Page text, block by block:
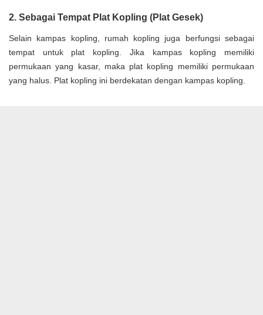
2. Sebagai Tempat Plat Kopling (Plat Gesek)
Selain kampas kopling, rumah kopling juga berfungsi sebagai
tempat untuk plat kopling. Jika kampas kopling memiliki
permukaan yang kasar, maka plat kopling memiliki permukaan
yang halus. Plat kopling ini berdekatan dengan kampas kopling.